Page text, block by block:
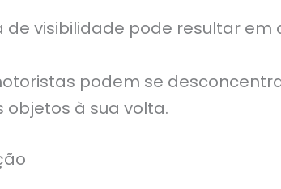
de visibilidade pode resultar
podem se
à sua volta.